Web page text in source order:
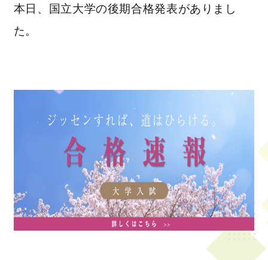
本日、国立大学の後期合格発表がありまし
た。